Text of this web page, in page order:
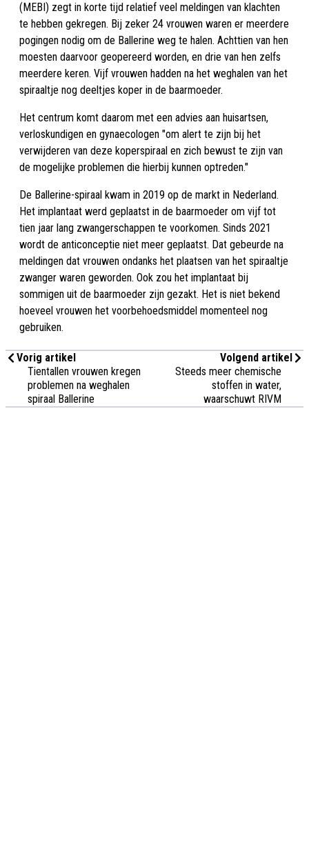
(MEBI) zegt in korte tijd relatief veel meldingen van klachten
te hebben gekregen. Bij zeker 24 vrouwen waren er meerdere
pogingen nodig om de Ballerine weg te halen. Achttien van hen
moesten daarvoor geopereerd worden, en drie van hen zelfs
meerdere keren. Vijf vrouwen hadden na het weghalen van het
spiraaltje nog deeltjes koper in de baarmoeder.
Het centrum komt daarom met een advies aan huisartsen,
verloskundigen en gynaecologen "om alert te zijn bij het
verwijderen van deze koperspiraal en zich bewust te zijn van
de mogelijke problemen die hierbij kunnen optreden."
De Ballerine-spiraal kwam in 2019 op de markt in Nederland.
Het implantaat werd geplaatst in de baarmoeder om vijf tot
tien jaar lang zwangerschappen te voorkomen. Sinds 2021
wordt de anticonceptie niet meer geplaatst. Dat gebeurde na
meldingen dat vrouwen ondanks het plaatsen van het spiraaltje
zwanger waren geworden. Ook zou het implantaat bij
sommigen uit de baarmoeder zijn gezakt. Het is niet bekend
hoeveel vrouwen het voorbehoedsmiddel momenteel nog
gebruiken.
Vorig artikel
Tientallen vrouwen kregen
problemen na weghalen
spiraal Ballerine
Volgend artikel
Steeds meer chemische
stoffen in water,
waarschuwt RIVM